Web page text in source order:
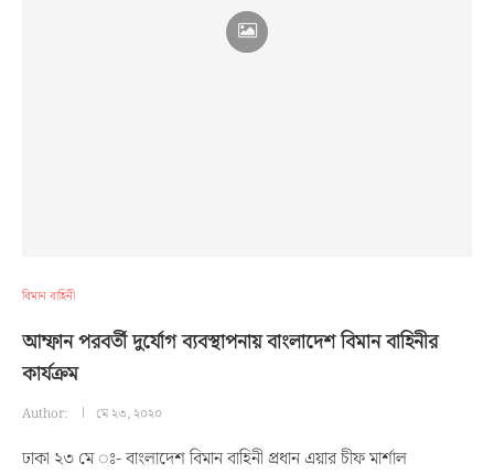
বিমান বাহিনী
আম্ফান পরবর্তী দুর্যোগ ব্যবস্থাপনায় বাংলাদেশ বিমান বাহিনীর
কার্যক্রম
Author: মে ২৩, ২০২০
ঢাকা ২৩ মে ঃ- বাংলাদেশ বিমান বাহিনী প্রধান এয়ার চীফ মার্শাল